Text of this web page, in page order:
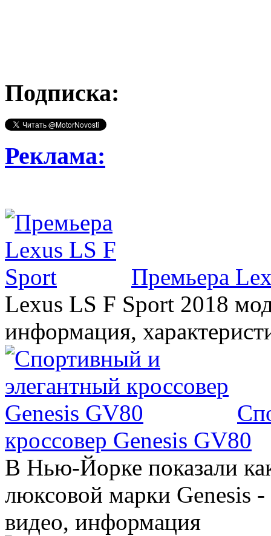
Подписка:
Реклама:
Премьера
Lexus LS F Sport 2018
информация,
кроссовер Genesis GV80
В Нью-Йорке показали
люксовой марки Genesis
видео, информация